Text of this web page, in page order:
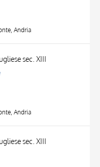
Andria
sec. XIII
Andria
sec. XIII